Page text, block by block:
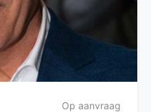
Op aanvraag